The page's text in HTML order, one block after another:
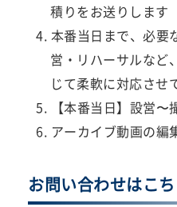
積りをお送りします
本番当日まで、必要
営・リハーサルなど
じて柔軟に対応させ
【本番当日】設営〜
アーカイブ動画の編
お問い合わせはこ